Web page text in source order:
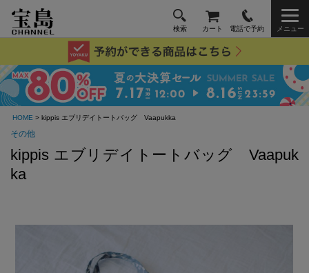
検索 カート 電話で予約 メニュー
HOME > kippis エブリデイトートバッグ Vaapukka
その他
kippis エブリデイトートバッグ Vaapuk
ka